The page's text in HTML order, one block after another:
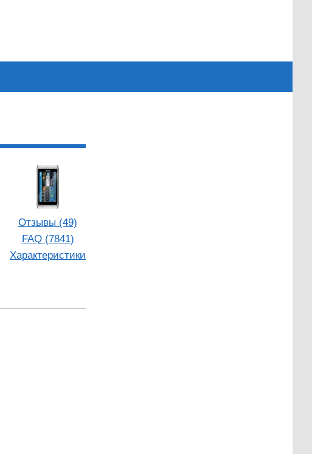
Отзывы (49)
FAQ (7841)
Характеристики